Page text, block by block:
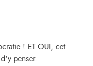
! ET OUI, cet
penser.